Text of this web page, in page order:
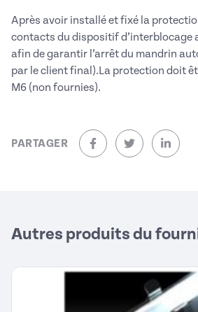
Après avoir installé et fixé la
contacts du dispositif d’interblocage
afin de garantir l’arrêt du mandrin
par le client final).La protection doit
M6 (non fournies).
PARTAGER
sur Facebook
sur Twitter
sur
Autres produits du